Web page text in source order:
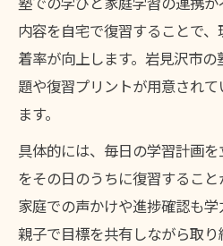
内容を自宅で復習することで
着率が向上します。岩見沢市
題や復習プリントが用意され
ます。
具体的には、毎日の学習計画
をその日のうちに復習するこ
家庭での声かけや進捗確認も学
親子で目標を共有しながら取